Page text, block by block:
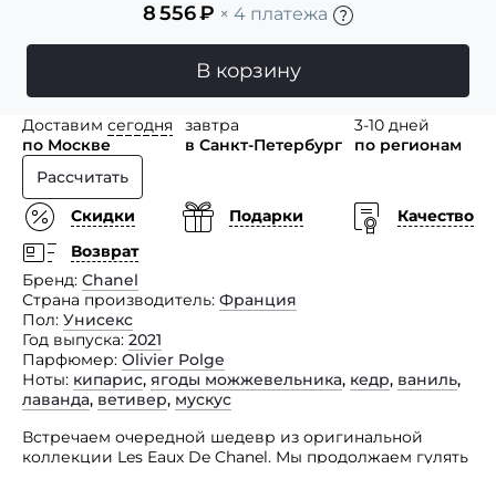
8 556₽ × 4 платежа
В корзину
Доставим сегодня
по Москве
завтра
в Санкт-Петербург
3-10 дней
по регионам
Рассчитать
Скидки
Подарки
Качество
Возврат
Бренд Chanel
Страна производитель Франция
Пол Унисекс
Год выпуска 2021
Парфюмер Olivier Polge
Ноты кипарис, ягоды можжевельника, кедр, ваниль,
лаванда, ветивер, мускус
Встречаем очередной шедевр из оригинальной
коллекции Les Eaux De Chanel. Мы продолжаем гулять